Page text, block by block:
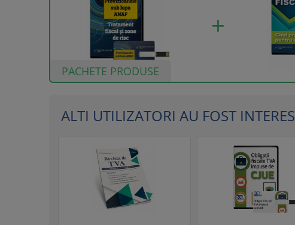
PACHETE PRODUSE
ALTI UTILIZATORI AU FOST